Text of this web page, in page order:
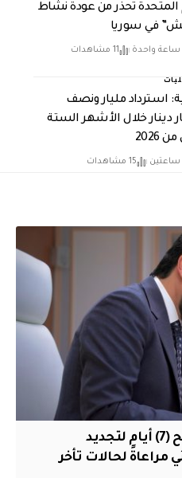
المتحدة تحذر من عودة نشاط
في سوريا
ساعة واحدة 11 مشاهدات
استرداد مليار ونصف
دينار خلال الأشهر الستة
2026
ساعتين 15 مشاهدات
وزير الاتصالات يوجه بمنح (7) أيام لتجديد
مراعاةً لحالات تأخر